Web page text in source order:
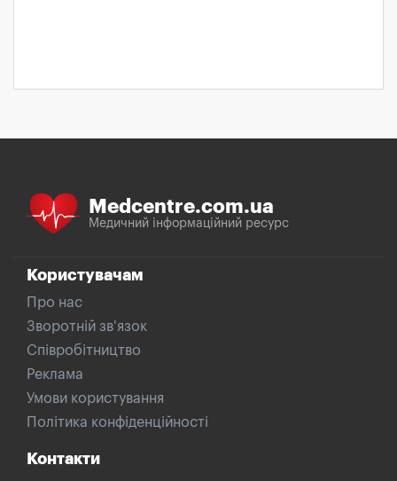
Medcentre.com.ua
Медичний інформаційний ресурс
Користувачам
Про нас
Зворотній зв'язок
Співробітництво
Реклама
Умови користування
Політика конфіденційності
Контакти